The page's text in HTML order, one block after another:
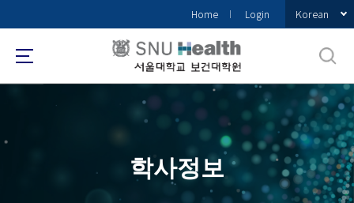
로
메
Home Login Korean
학사정보